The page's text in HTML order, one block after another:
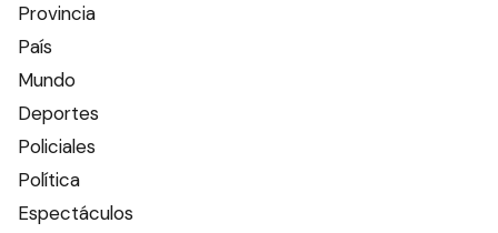
Provincia
País
Mundo
Deportes
Policiales
Política
Espectáculos